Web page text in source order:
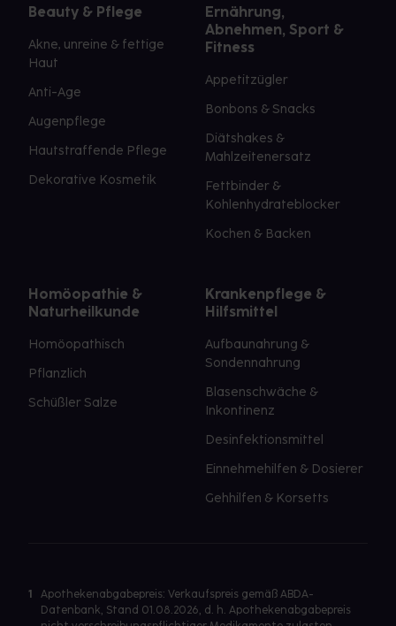
Beauty & Pflege
Akne, unreine & fettige
Haut
Anti-Age
Augenpflege
Hautstraffende Pflege
Dekorative Kosmetik
Ernährung,
Abnehmen, Sport &
Fitness
Appetitzügler
Bonbons & Snacks
Diätshakes &
Mahlzeitenersatz
Fettbinder &
Kohlenhydrateblocker
Kochen & Backen
Homöopathie &
Naturheilkunde
Homöopathisch
Pflanzlich
Schüßler Salze
Krankenpflege &
Hilfsmittel
Aufbaunahrung &
Sondennahrung
Blasenschwäche &
Inkontinenz
Desinfektionsmittel
Einnehmehilfen & Dosierer
Gehhilfen & Korsetts
1
Apothekenabgabepreis: Verkaufspreis gemäß ABDA-
Datenbank, Stand 01.08.2026, d. h. Apothekenabgabepreis